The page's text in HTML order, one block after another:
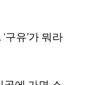
구유’가 뭐라